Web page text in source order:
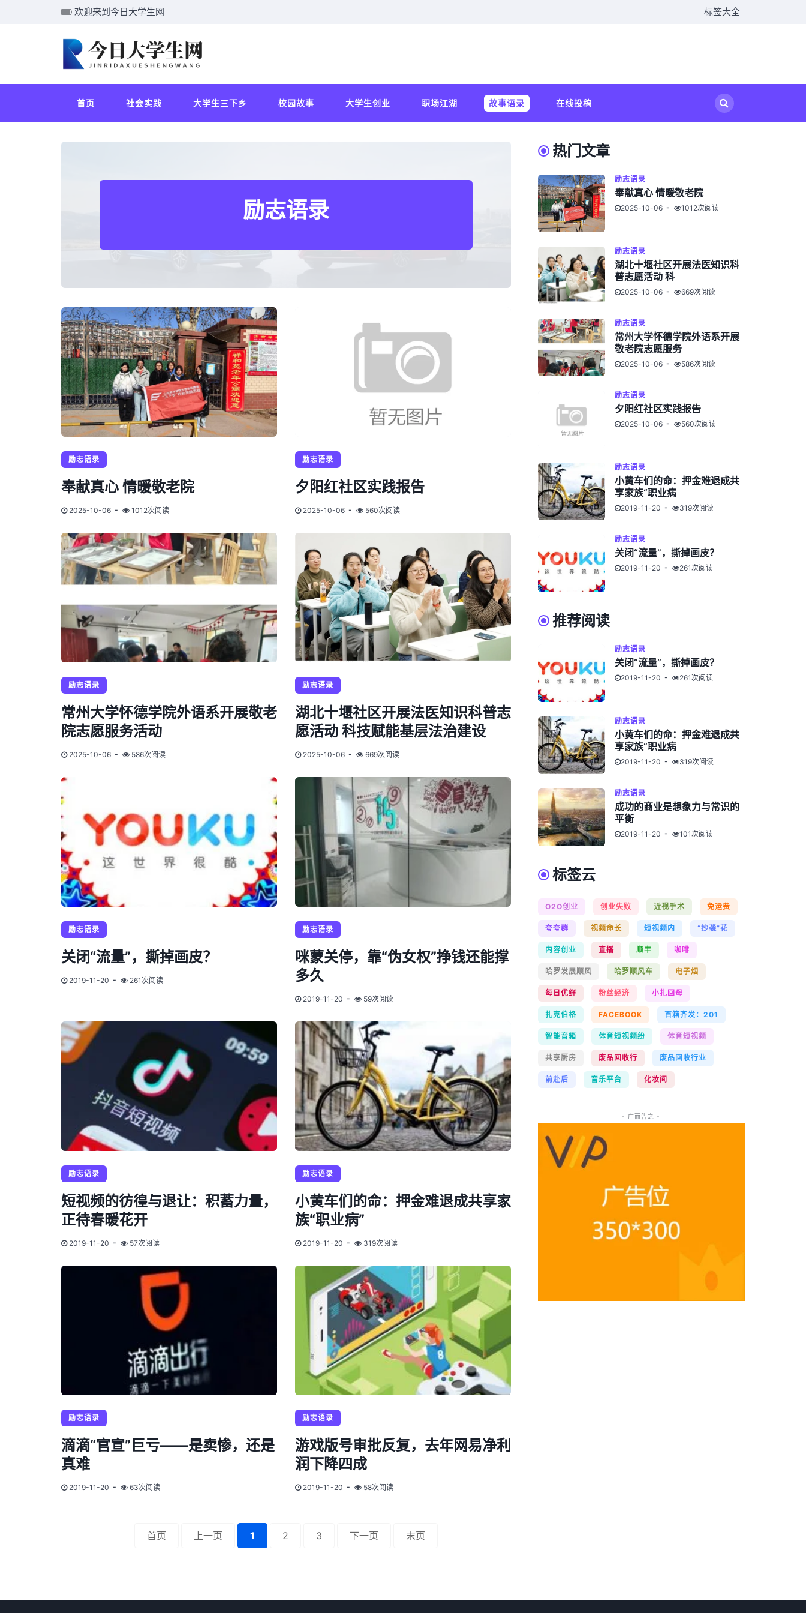
欢迎来到今日大学生网 标签大全
首页 社会实践 大学生三下乡 校园故事 大学生创业 职场江湖 故事语录 在线投稿
励志语录
励志语录
奉献真心 情暖敬老院
2025-10-06 1012次阅读
励志语录
夕阳红社区实践报告
2025-10-06 560次阅读
励志语录
常州大学怀德学院外语系开展敬老
院志愿服务活动
2025-10-06 586次阅读
励志语录
湖北十堰社区开展法医知识科普志
愿活动 科技赋能基层法治建设
2025-10-06 669次阅读
励志语录
关闭“流量”，撕掉画皮？
2019-11-20 261次阅读
励志语录
咪蒙关停，靠“伪女权”挣钱还能撑
多久
2019-11-20 59次阅读
励志语录
短视频的彷徨与退让：积蓄力量，
正待春暖花开
2019-11-20 57次阅读
励志语录
小黄车们的命：押金难退成共享家
族“职业病”
2019-11-20 319次阅读
励志语录
滴滴“官宣”巨亏——是卖惨，还是
真难
2019-11-20 63次阅读
励志语录
游戏版号审批反复，去年网易净利
润下降四成
2019-11-20 58次阅读
首页 上一页 1 2 3 下一页 末页
热门文章
励志语录
奉献真心 情暖敬老院
2025-10-06 1012次阅读
励志语录
湖北十堰社区开展法医知识科
普志愿活动 科
2025-10-06 669次阅读
励志语录
常州大学怀德学院外语系开展
敬老院志愿服务
2025-10-06 586次阅读
励志语录
夕阳红社区实践报告
2025-10-06 560次阅读
励志语录
小黄车们的命：押金难退成共
享家族“职业病
2019-11-20 319次阅读
励志语录
关闭“流量”，撕掉画皮？
2019-11-20 261次阅读
推荐阅读
励志语录
关闭“流量”，撕掉画皮？
2019-11-20 261次阅读
励志语录
小黄车们的命：押金难退成共
享家族“职业病
2019-11-20 319次阅读
励志语录
成功的商业是想象力与常识的
平衡
2019-11-20 101次阅读
标签云
O2O创业 创业失败 近视手术 免运费
夸夸群 视频命长 短视频内 “抄袭”花
内容创业 直播 顺丰 咖啡
哈罗发展顺风 哈罗顺风车 电子烟
每日优鲜 粉丝经济 小扎回母
扎克伯格 FACEBOOK 百箱齐发：201
智能音箱 体育短视频纷 体育短视频
共享厨房 废品回收行 废品回收行业
前赴后 音乐平台 化妆间
- 广而告之 -